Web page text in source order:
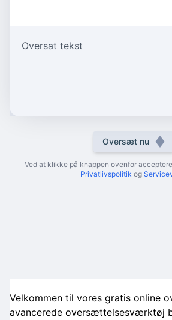
Oversat tekst
Oversæt nu
Ved at klikke på knappen ovenfor
Privatlivspolitik og
Velkommen til vores gratis online
avancerede oversættelsesværktøj